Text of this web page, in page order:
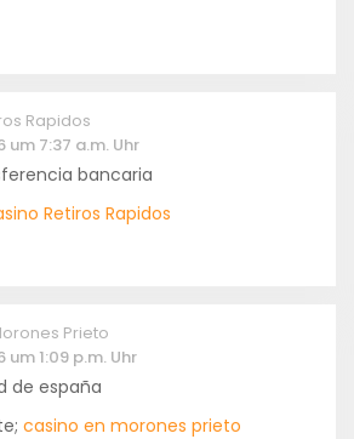
Rapidos
um 7:37 a.m. Uhr
bancaria
Retiros Rapidos
Prieto
um 1:09 p.m. Uhr
de españa
casino en morones prieto